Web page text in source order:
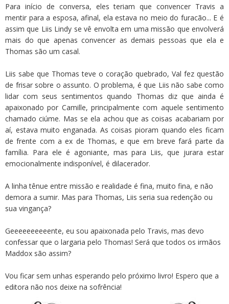
Para início de conversa, eles teriam que convencer Travis a
mentir para a esposa, afinal, ela estava no meio do furacão... E é
assim que Liis Lindy se vê envolta em uma missão que envolverá
mais do que apenas convencer as demais pessoas que ela e
Thomas são um casal.
Liis sabe que Thomas teve o coração quebrado, Val fez questão
de frisar sobre o assunto. O problema, é que Liis não sabe como
lidar com seus sentimentos quando Thomas diz que ainda é
apaixonado por Camille, principalmente com aquele sentimento
chamado ciúme. Mas se ela achou que as coisas acabariam por
aí, estava muito enganada. As coisas pioram quando eles ficam
de frente com a ex de Thomas, e que em breve fará parte da
família. Para ele é agoniante, mas para Liis, que jurara estar
emocionalmente indisponível, é dilacerador.
A linha tênue entre missão e realidade é fina, muito fina, e não
demora a sumir. Mas para Thomas, Liis seria sua redenção ou
sua vingança?
Geeeeeeeeeente, eu sou apaixonada pelo Travis, mas devo
confessar que o largaria pelo Thomas! Será que todos os irmãos
Maddox são assim?
Vou ficar sem unhas esperando pelo próximo livro! Espero que a
editora não nos deixe na sofrência!